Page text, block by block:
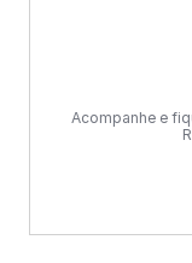
Acompanhe e